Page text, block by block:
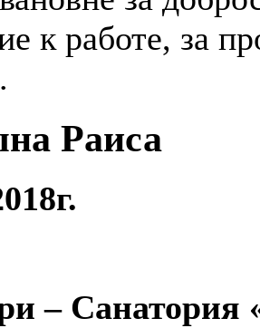
к работе, за
Раиса
– Санатория